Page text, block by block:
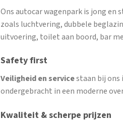
Ons autocar wagenpark is jong en
zoals luchtvering, dubbele
uitvoering, toilet aan boord, bar
Safety first
Veiligheid en servicestaan bij ons
ondergebracht in een moderne
Kwaliteit & scherpe prijzen